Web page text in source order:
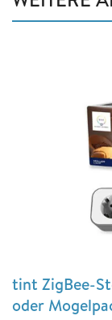
tint ZigBee-
oder